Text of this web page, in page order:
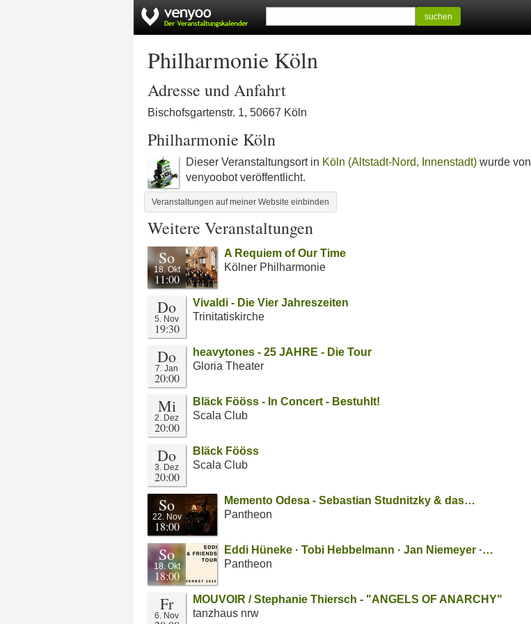
suchen
Philharmonie Köln
Adresse und Anfahrt
Bischofsgartenstr. 1, 50667 Köln
Philharmonie Köln
Dieser Veranstaltungsort in Köln (Altstadt-Nord, Innenstadt) wurde von
venyoobot veröffentlicht.
Veranstaltungen auf meiner Website einbinden
Weitere Veranstaltungen
So
18. Okt
11:00
A Requiem of Our Time
Kölner Philharmonie
Do
5. Nov
19:30
Vivaldi - Die Vier Jahreszeiten
Trinitatiskirche
Do
7. Jan
20:00
heavytones - 25 JAHRE - Die Tour
Gloria Theater
Mi
2. Dez
20:00
Bläck Fööss - In Concert - Bestuhlt!
Scala Club
Do
3. Dez
20:00
Bläck Fööss
Scala Club
So
22. Nov
18:00
Memento Odesa - Sebastian Studnitzky & das…
Pantheon
So
18. Okt
18:00
Eddi Hüneke · Tobi Hebbelmann · Jan Niemeyer ·…
Pantheon
Fr
6. Nov
MOUVOIR / Stephanie Thiersch - "ANGELS OF ANARCHY"
tanzhaus nrw